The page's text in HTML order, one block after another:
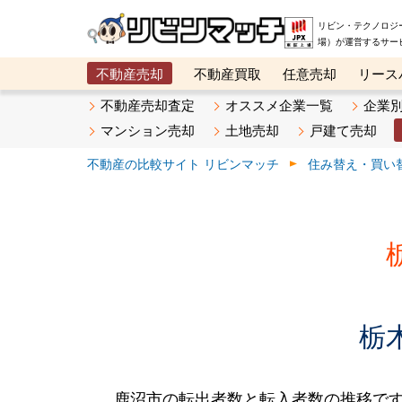
リビン・テクノロ
場）が運営するサ
不動産売却 不動産買取 任意売却
リー
メタ住宅展示場
ベスト不動産カンパニー オ
不動産売却査定 オススメ企業一覧
企業
マンション売却
土地売却 戸建て売却
不動産の比較サイト リビンマッチ 住み替え・買い
栃